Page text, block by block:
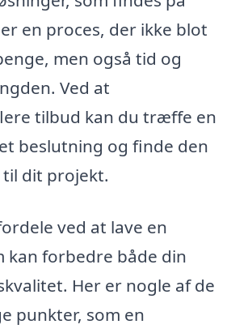
en proces, der ikke blot
men også tid og
Ved at
tilbud kan du træffe en
beslutning og finde den
dit projekt.
ved at lave en
kan forbedre både din
Her er nogle af de
punkter, som en